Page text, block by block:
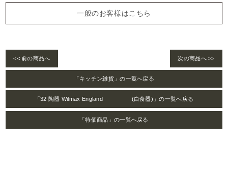
一般のお客様はこちら
<< 前の商品へ 次の商品へ >>
「キッチン雑貨」の一覧へ戻る
「32 陶器 Wilmax England (白食器)」の一覧へ戻る
「特価商品」の一覧へ戻る